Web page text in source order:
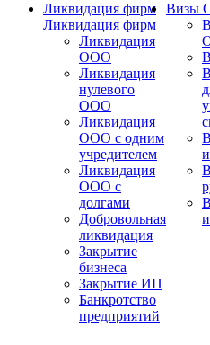
Ликвидация фирм
Ликвидация фирм
Ликвидация
ООО
Ликвидация
нулевого
ООО
Ликвидация
ООО с одним
учредителем
Ликвидация
ООО с
долгами
Добровольная
ликвидация
Закрытие
бизнеса
Закрытие ИП
Банкротство
предприятий
Визы